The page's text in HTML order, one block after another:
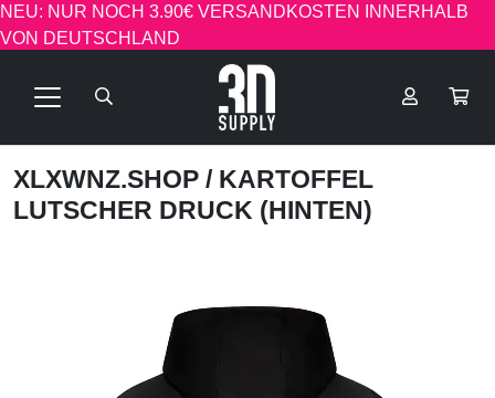
NEU: NUR NOCH 3.90€ VERSANDKOSTEN INNERHALB
VON DEUTSCHLAND
XLXWNZ.SHOP / KARTOFFEL
LUTSCHER DRUCK (HINTEN)